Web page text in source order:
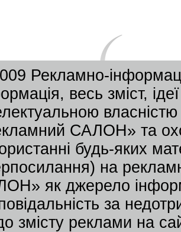
Рекламно-
весь зміст,
САЛОН» та
будь-яких
на
як джерело
за
змісту реклами на